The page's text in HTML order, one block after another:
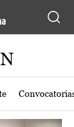
Castilla-